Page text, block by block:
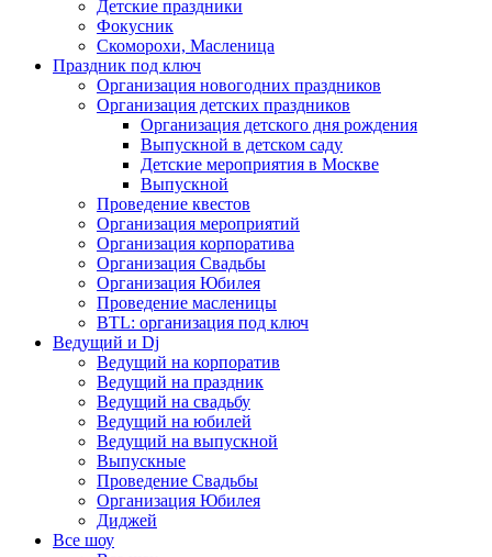
Детские праздники
Фокусник
Скоморохи, Масленица
Праздник под ключ
Организация новогодних праздников
Организация детских праздников
Организация детского дня рождения
Выпускной в детском саду
Детские мероприятия в Москве
Выпускной
Проведение квестов
Организация мероприятий
Организация корпоратива
Организация Свадьбы
Организация Юбилея
Проведение масленицы
BTL: организация под ключ
Ведущий и Dj
Ведущий на корпоратив
Ведущий на праздник
Ведущий на свадьбу
Ведущий на юбилей
Ведущий на выпускной
Выпускные
Проведение Свадьбы
Организация Юбилея
Диджей
Все шоу